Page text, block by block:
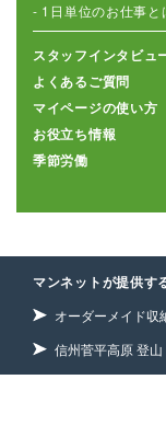
- 1日単位のお仕事と
スタッフインタビュ
よくあるご質問
マイページの使い方
お役立ち情報
季節労働
マンネットが提供す
オーダーメイド収
信州菅平高原 登